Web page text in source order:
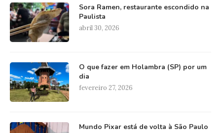
Sora Ramen, restaurante escondido na
Paulista
abril 30, 2026
O que fazer em Holambra (SP) por um
dia
fevereiro 27, 2026
Mundo Pixar está de volta à São Paulo